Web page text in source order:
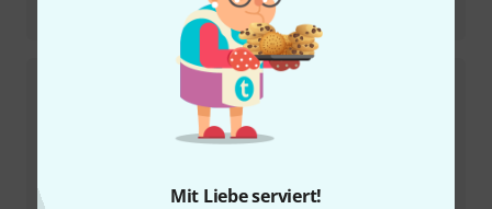
Mit Liebe serviert!